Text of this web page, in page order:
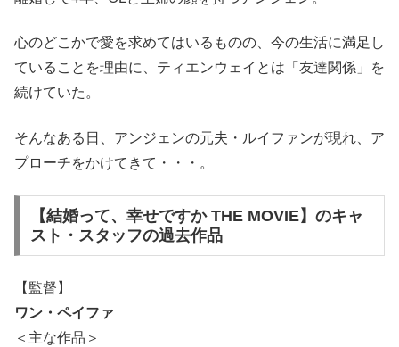
心のどこかで愛を求めてはいるものの、今の生活に満足し
ていることを理由に、ティエンウェイとは「友達関係」を
続けていた。
そんなある日、アンジェンの元夫・ルイファンが現れ、ア
プローチをかけてきて・・・。
【結婚って、幸せですか THE MOVIE】のキャ
スト・スタッフの過去作品
【監督】
ワン・ペイファ
＜主な作品＞